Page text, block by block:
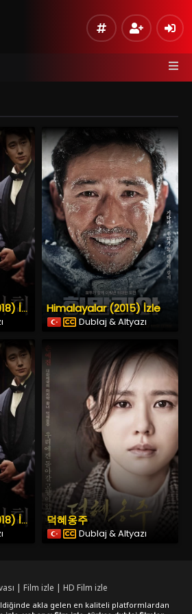
Yüksek sosyete (2018) İzle
Himalayalar (2015) İzle
Dublaj & Altyazı
Yüksek sosyete (2018) İzle
덕혜옹주
Dublaj & Altyazı
| Film izle | HD Film izle
akla gelen en kaliteli platformlardan